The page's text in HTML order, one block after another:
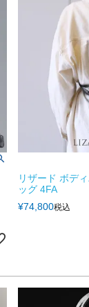
リザード ボデ
ッグ 4FA
¥74,800税込